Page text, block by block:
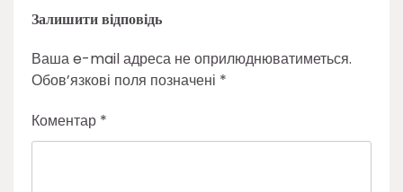
Залишити відповідь
Ваша e-mail адреса не оприлюднюватиметься.
Обов’язкові поля позначені *
Коментар *